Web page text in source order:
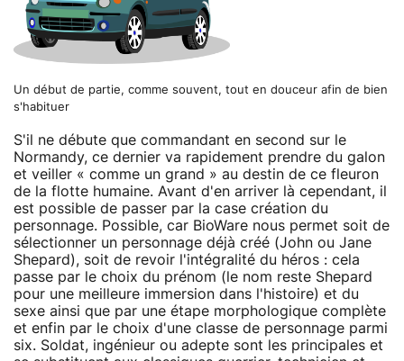
Un début de partie, comme souvent, tout en douceur afin de bien
s'habituer
S'il ne débute que commandant en second sur le
Normandy, ce dernier va rapidement prendre du galon
et veiller « comme un grand » au destin de ce fleuron
de la flotte humaine. Avant d'en arriver là cependant, il
est possible de passer par la case création du
personnage. Possible, car BioWare nous permet soit de
sélectionner un personnage déjà créé (John ou Jane
Shepard), soit de revoir l'intégralité du héros : cela
passe par le choix du prénom (le nom reste Shepard
pour une meilleure immersion dans l'histoire) et du
sexe ainsi que par une étape morphologique complète
et enfin par le choix d'une classe de personnage parmi
six. Soldat, ingénieur ou adepte sont les principales et